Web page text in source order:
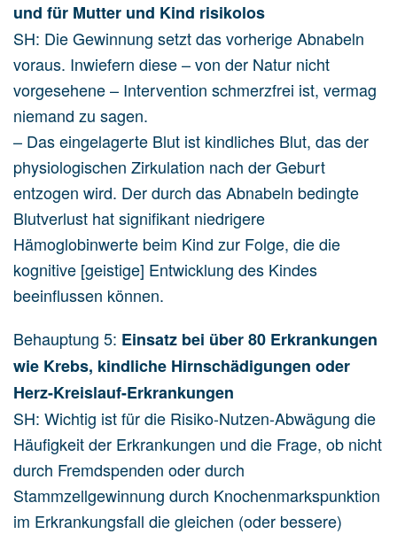
und für Mutter und Kind risikolos
SH: Die Gewinnung setzt das vorherige Abnabeln
voraus. Inwiefern diese – von der Natur nicht
vorgesehene – Intervention schmerzfrei ist, vermag
niemand zu sagen.
– Das eingelagerte Blut ist kindliches Blut, das der
physiologischen Zirkulation nach der Geburt
entzogen wird. Der durch das Abnabeln bedingte
Blutverlust hat signifikant niedrigere
Hämoglobinwerte beim Kind zur Folge, die die
kognitive [geistige] Entwicklung des Kindes
beeinflussen können.
Behauptung 5: Einsatz bei über 80 Erkrankungen
wie Krebs, kindliche Hirnschädigungen oder
Herz-Kreislauf-Erkrankungen
SH: Wichtig ist für die Risiko-Nutzen-Abwägung die
Häufigkeit der Erkrankungen und die Frage, ob nicht
durch Fremdspenden oder durch
Stammzellgewinnung durch Knochenmarkspunktion
im Erkrankungsfall die gleichen (oder bessere)